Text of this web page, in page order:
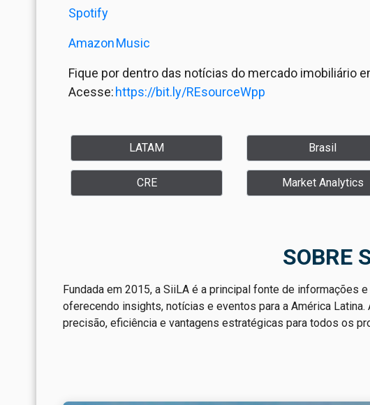
Spotify
AmazonMusic
Fique por dentro das notícias do mercado imobiliário
Acesse: https://bit.ly/REsourceWpp
LATAM Brasil
CRE Market Analytics
SOBRE
Fundada em 2015, a SiiLA é a principal fonte de informações
oferecendo insights, notícias e eventos para a América
precisão, eficiência e vantagens estratégicas para todos os